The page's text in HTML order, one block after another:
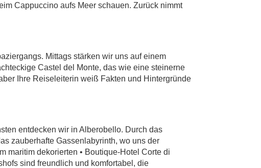
Cappuccino aufs Meer schauen. Zurück nimmt
Mittags stärken wir uns auf einem
Castel del Monte, das wie eine steinerne
Ihre Reiseleiterin weiß Fakten und Hintergründe
entdecken wir in Alberobello. Durch das
zauberhafte Gassenlabyrinth, wo uns der
maritim dekorierten • Boutique-Hotel Corte di
sind freundlich und komfortabel, die